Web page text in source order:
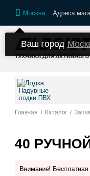
Москва Адреса
Ваш город
Надувные
лодки ПВХ
Главная / Каталог /
40
Внимание!